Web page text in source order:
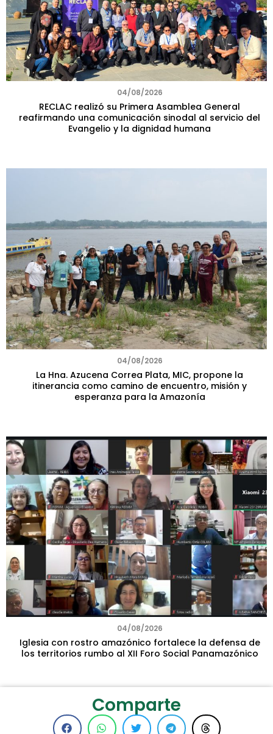
04/08/2026
RECLAC realizó su Primera Asamblea General
reafirmando una comunicación sinodal al servicio del
Evangelio y la dignidad humana
04/08/2026
La Hna. Azucena Correa Plata, MIC, propone la
itinerancia como camino de encuentro, misión y
esperanza para la Amazonía
04/08/2026
Iglesia con rostro amazónico fortalece la defensa de
los territorios rumbo al XII Foro Social Panamazónico
Comparte